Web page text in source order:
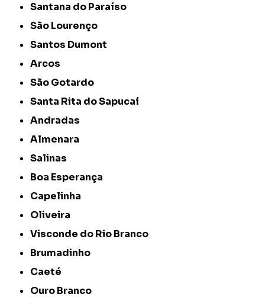
Santana do Paraíso
São Lourenço
Santos Dumont
Arcos
São Gotardo
Santa Rita do Sapucaí
Andradas
Almenara
Salinas
Boa Esperança
Capelinha
Oliveira
Visconde do Rio Branco
Brumadinho
Caeté
Ouro Branco